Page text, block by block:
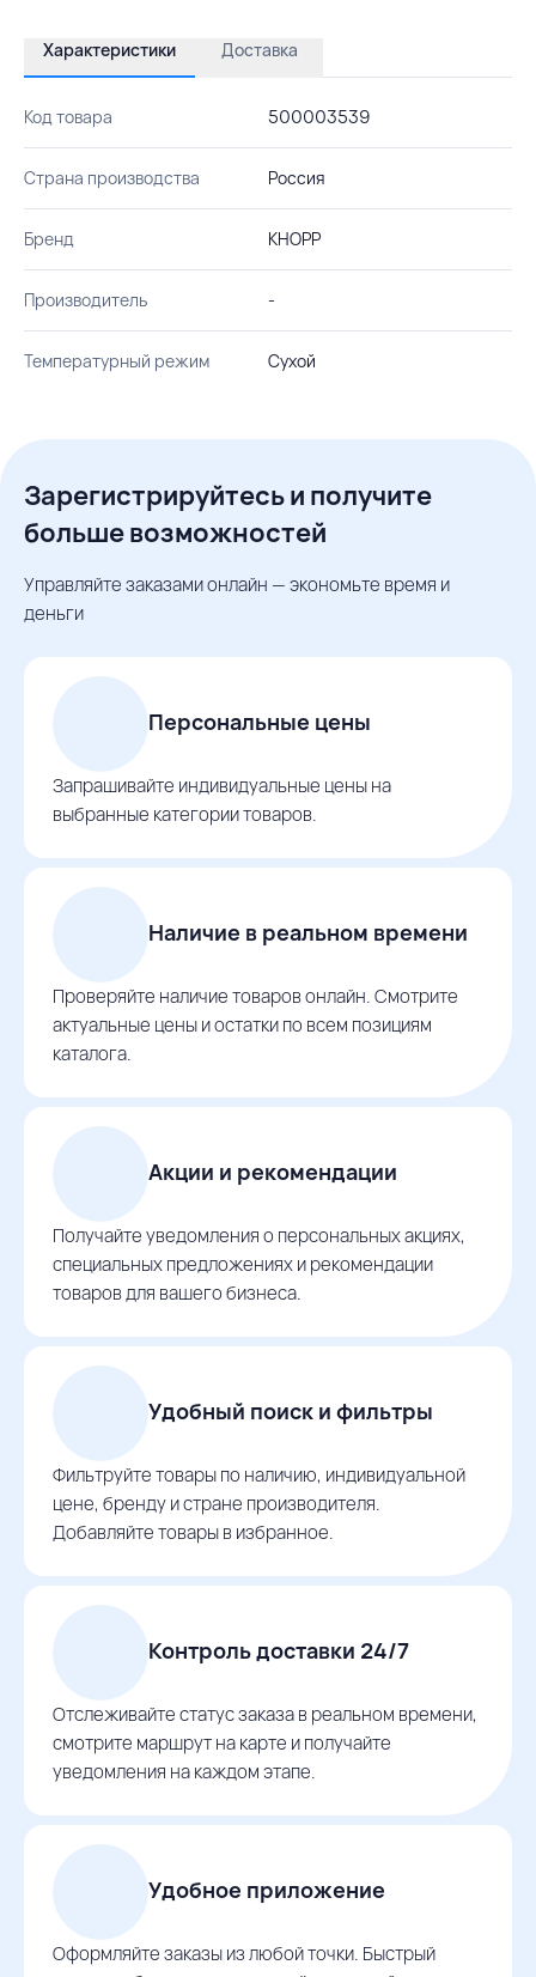
Характеристики Доставка
Код товара 500003539
Страна производства Россия
Бренд КНОРР
Производитель -
Температурный режим Сухой
Зарегистрируйтесь и получите
больше возможностей
Управляйте заказами онлайн — экономьте время и
деньги
Персональные цены
Запрашивайте индивидуальные цены на
выбранные категории товаров.
Наличие в реальном времени
Проверяйте наличие товаров онлайн. Смотрите
актуальные цены и остатки по всем позициям
каталога.
Акции и рекомендации
Получайте уведомления о персональных акциях,
специальных предложениях и рекомендации
товаров для вашего бизнеса.
Удобный поиск и фильтры
Фильтруйте товары по наличию, индивидуальной
цене, бренду и стране производителя.
Добавляйте товары в избранное.
Контроль доставки 24/7
Отслеживайте статус заказа в реальном времени,
смотрите маршрут на карте и получайте
уведомления на каждом этапе.
Удобное приложение
Оформляйте заказы из любой точки. Быстрый